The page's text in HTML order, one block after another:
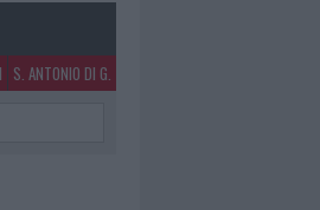
S. ANTONIO DI G.